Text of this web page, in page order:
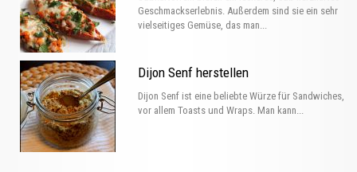
Geschmackserlebnis. Außerdem sind sie ein sehr
vielseitiges Gemüse, das man...
Dijon Senf herstellen
Dijon Senf ist eine beliebte Würze für Sandwiches,
vor allem Toasts und Wraps. Man kann...